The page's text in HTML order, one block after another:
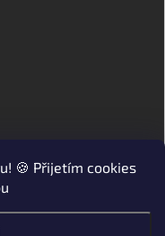
🍪 Přijetím cookies